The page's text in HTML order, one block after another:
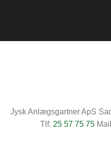
Jysk Anlægsgartner ApS
Tlf. 25 57 75 75